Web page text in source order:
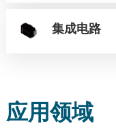
集成电路
应用领域